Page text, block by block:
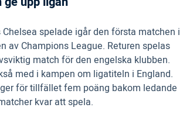
spelade igår den första matchen i
av Champions League. Returen spelas
match för den engelska klubben.
med i kampen om ligatiteln i England.
för tillfället fem poäng bakom ledande
kvar att spela.